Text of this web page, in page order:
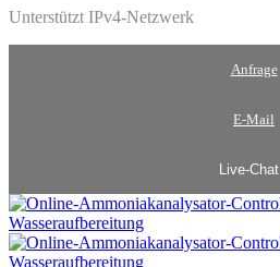
Unterstützt IPv4-Netzwerk
Anfrage
E-Mail
Live-Chat